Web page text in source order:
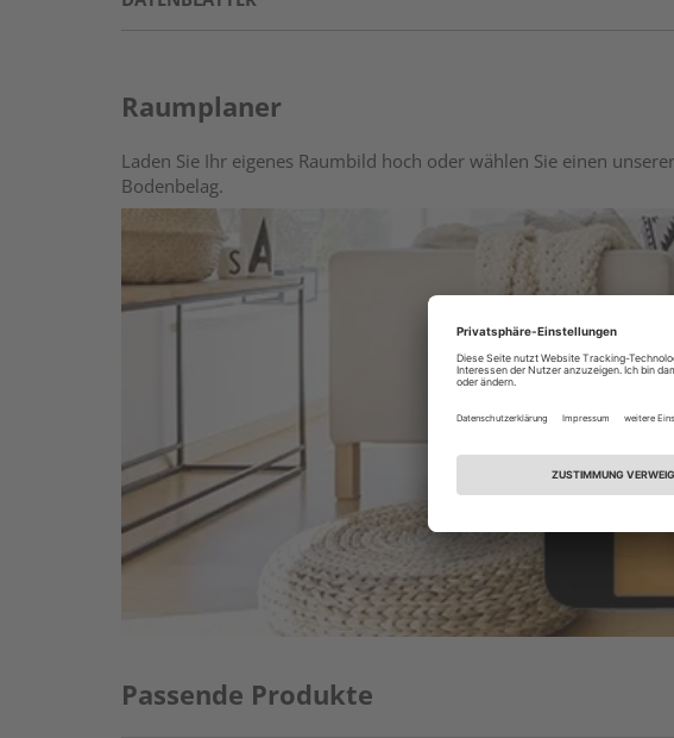
Raumplaner
Laden Sie Ihr eigenes Raumbild hoch oder wählen Sie einen
Bodenbelag.
Passende Produkte